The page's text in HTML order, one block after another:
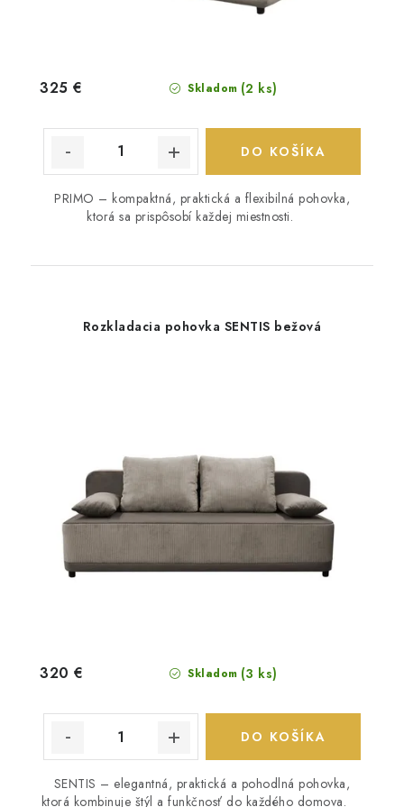
Skladom (2 ks)
325 €
DO KOŠÍKA
PRIMO – kompaktná, praktická a flexibilná pohovka,
ktorá sa prispôsobí každej miestnosti.
Rozkladacia pohovka SENTIS bežová
Skladom (3 ks)
320 €
DO KOŠÍKA
SENTIS – elegantná, praktická a pohodlná pohovka,
ktorá kombinuje štýl a funkčnosť do každého domova.